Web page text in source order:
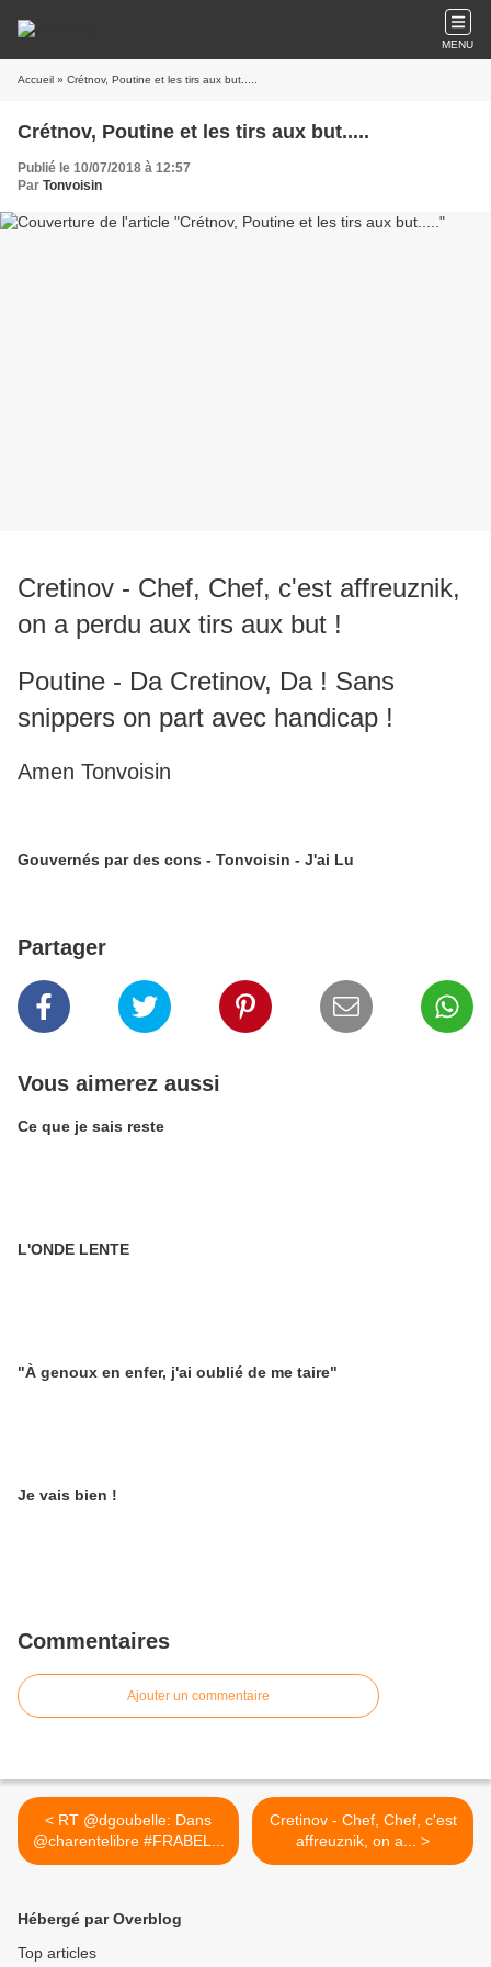
MENU
Accueil » Crétnov, Poutine et les tirs aux but.....
Crétnov, Poutine et les tirs aux but.....
Publié le 10/07/2018 à 12:57
Par Tonvoisin
Cretinov - Chef, Chef, c'est affreuznik,
on a perdu aux tirs aux but !
Poutine - Da Cretinov, Da ! Sans
snippers on part avec handicap !
Amen Tonvoisin
Gouvernés par des cons - Tonvoisin - J'ai Lu
Partager
Vous aimerez aussi
Ce que je sais reste
L'ONDE LENTE
"À genoux en enfer, j'ai oublié de me taire"
Je vais bien !
Commentaires
Ajouter un commentaire
< RT @dgoubelle: Dans
@charentelibre #FRABEL...
Cretinov - Chef, Chef, c'est
affreuznik, on a... >
Hébergé par Overblog
Top articles